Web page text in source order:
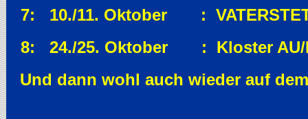
7: 10./11. Oktober :
8: 24./25. Oktober : Kloster AU/
Und dann wohl auch wieder auf